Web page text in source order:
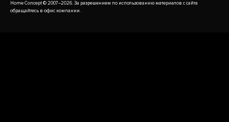
Home Concept © 2007–2026. За разрешением по использованию материалов с сайта
обращайтесь в офис компании.